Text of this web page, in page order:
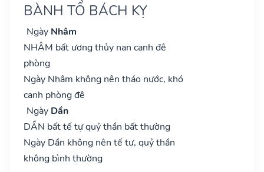
BÀNH TỔ BÁCH KỴ
Ngày Nhâm
NHÂM bất ương thủy nan canh đê
phòng
Ngày Nhâm không nên tháo nước, khó
canh phòng đê
Ngày Dần
DẦN bất tế tự quỷ thần bất thường
Ngày Dần không nên tế tự, quỷ thần
không bình thường